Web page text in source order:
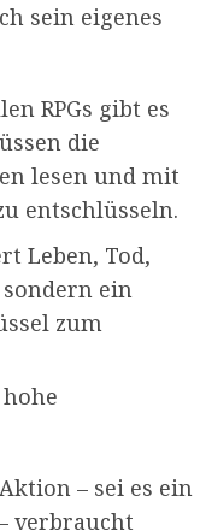
sein eigenes
RPGs gibt es
die
lesen und mit
entschlüsseln.
Leben, Tod,
sondern ein
zum
Aktion – sei es ein
verbraucht